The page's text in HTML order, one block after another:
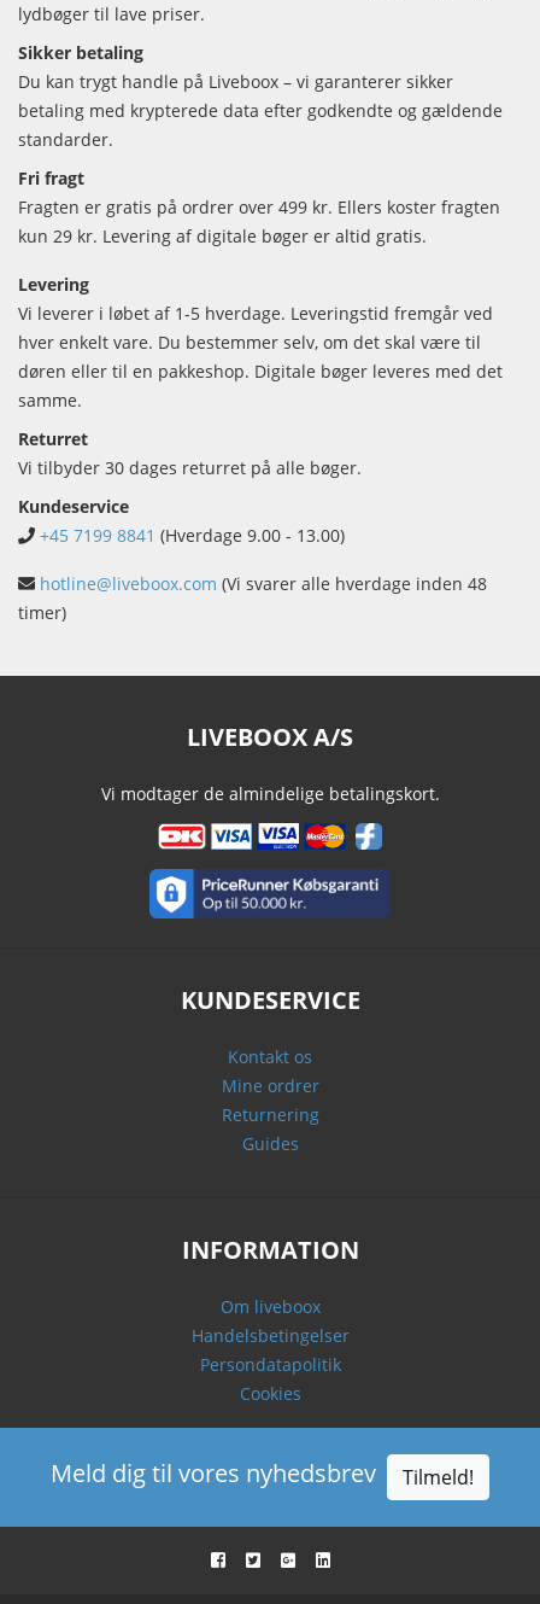
lydbøger til lave priser.
Sikker betaling
Du kan trygt handle på Liveboox – vi garanterer sikker
betaling med krypterede data efter godkendte og gældende
standarder.
Fri fragt
Fragten er gratis på ordrer over 499 kr. Ellers koster fragten
kun 29 kr. Levering af digitale bøger er altid gratis.
Levering
Vi leverer i løbet af 1-5 hverdage. Leveringstid fremgår ved
hver enkelt vare. Du bestemmer selv, om det skal være til
døren eller til en pakkeshop. Digitale bøger leveres med det
samme.
Returret
Vi tilbyder 30 dages returret på alle bøger.
Kundeservice
+45 7199 8841 (Hverdage 9.00 - 13.00)
hotline@liveboox.com (Vi svarer alle hverdage inden 48
timer)
LIVEBOOX A/S
Vi modtager de almindelige betalingskort.
KUNDESERVICE
Kontakt os
Mine ordrer
Returnering
Guides
INFORMATION
Om liveboox
Handelsbetingelser
Persondatapolitik
Cookies
Meld dig til vores nyhedsbrev Tilmeld!